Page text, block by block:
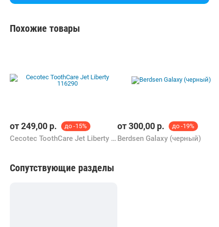
Похожие товары
от249,00 р. до -15%
Cecotec ToothCare Jet Liberty 116290
от300,00 р. до -19%
Berdsen Galaxy (черный)
Сопутствующие разделы